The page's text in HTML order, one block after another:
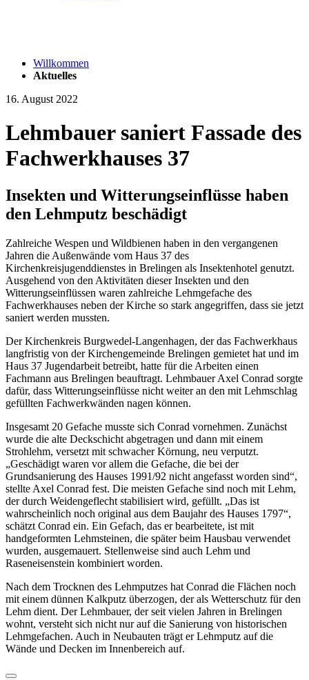
Willkommen
Aktuelles
16. August 2022
Lehmbauer saniert Fassade des
Fachwerkhauses 37
Insekten und Witterungseinflüsse haben
den Lehmputz beschädigt
Zahlreiche Wespen und Wildbienen haben in den vergangenen
Jahren die Außenwände vom Haus 37 des
Kirchenkreisjugenddienstes in Brelingen als Insektenhotel genutzt.
Ausgehend von den Aktivitäten dieser Insekten und den
Witterungseinflüssen waren zahlreiche Lehmgefache des
Fachwerkhauses neben der Kirche so stark angegriffen, dass sie jetzt
saniert werden mussten.
Der Kirchenkreis Burgwedel-Langenhagen, der das Fachwerkhaus
langfristig von der Kirchengemeinde Brelingen gemietet hat und im
Haus 37 Jugendarbeit betreibt, hatte für die Arbeiten einen
Fachmann aus Brelingen beauftragt. Lehmbauer Axel Conrad sorgte
dafür, dass Witterungseinflüsse nicht weiter an den mit Lehmschlag
gefüllten Fachwerkwänden nagen können.
Insgesamt 20 Gefache musste sich Conrad vornehmen. Zunächst
wurde die alte Deckschicht abgetragen und dann mit einem
Strohlehm, versetzt mit schwacher Körnung, neu verputzt.
„Geschädigt waren vor allem die Gefache, die bei der
Grundsanierung des Hauses 1991/92 nicht angefasst worden sind“,
stellte Axel Conrad fest. Die meisten Gefache sind noch mit Lehm,
der durch Weidengeflecht stabilisiert wird, gefüllt. „Das ist
wahrscheinlich noch original aus dem Baujahr des Hauses 1797“,
schätzt Conrad ein. Ein Gefach, das er bearbeitete, ist mit
handgeformten Lehmsteinen, die später beim Hausbau verwendet
wurden, ausgemauert. Stellenweise sind auch Lehm und
Raseneisenstein kombiniert worden.
Nach dem Trocknen des Lehmputzes hat Conrad die Flächen noch
mit einem dünnen Kalkputz überzogen, der als Wetterschutz für den
Lehm dient. Der Lehmbauer, der seit vielen Jahren in Brelingen
wohnt, versteht sich nicht nur auf die Sanierung von historischen
Lehmgefachen. Auch in Neubauten trägt er Lehmputz auf die
Wände und Decken im Innenbereich auf.